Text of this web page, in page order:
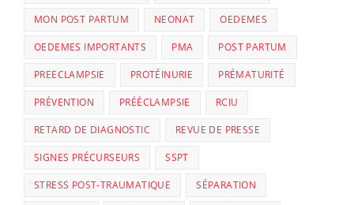
MON POST PARTUM NEONAT OEDEMES
OEDEMES IMPORTANTS PMA POST PARTUM
PREECLAMPSIE PROTÉINURIE PRÉMATURITÉ
PRÉVENTION PRÉÉCLAMPSIE RCIU
RETARD DE DIAGNOSTIC REVUE DE PRESSE
SIGNES PRÉCURSEURS SSPT
STRESS POST-TRAUMATIQUE SÉPARATION